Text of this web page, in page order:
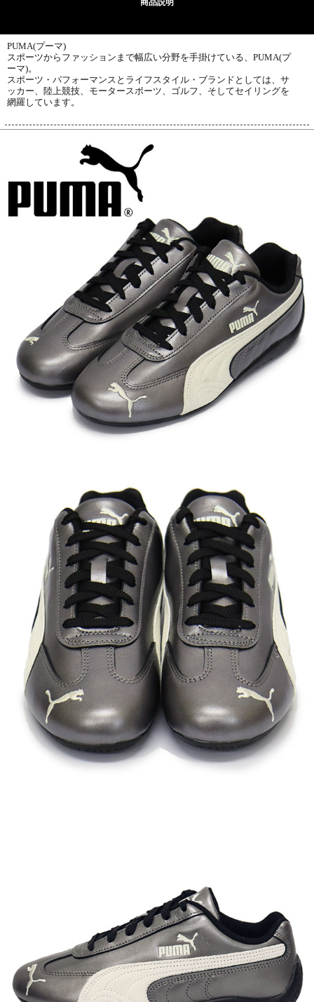
商品説明
PUMA(プーマ)
スポーツからファッションまで幅広い分野を手掛けている、PUMA(プ
ーマ)。
スポーツ・パフォーマンスとライフスタイル・ブランドとしては、サ
ッカー、陸上競技、モータースポーツ、ゴルフ、そしてセイリングを
網羅しています。